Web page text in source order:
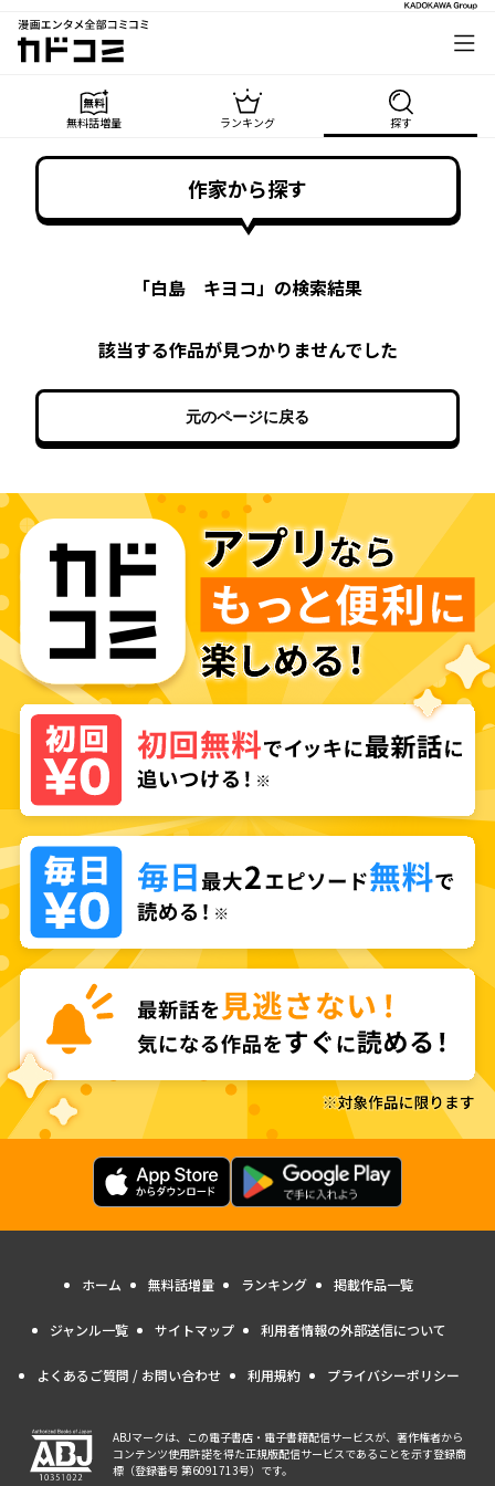
漫画エンタメ全部コミコミ
カドコミ
無料話増量 ランキング 探す
作家から探す
「白島 キヨコ」の検索結果
該当する作品が見つかりませんでした
元のページに戻る
ホーム 無料話増量 ランキング 掲載作品一覧
ジャンル一覧 サイトマップ 利用者情報の外部送信について
よくあるご質問 / お問い合わせ 利用規約 プライバシーポリシー
ABJマークは、この電子書店・電子書籍配信サービスが、著作権者から
コンテンツ使用許諾を得た正規版配信サービスであることを示す登録商
標（登録番号 第6091713号）です。